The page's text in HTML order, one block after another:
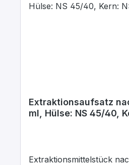
Extraktionsaufsatz
ml, Hülse: NS 45/40,
Extraktionsmittelstück